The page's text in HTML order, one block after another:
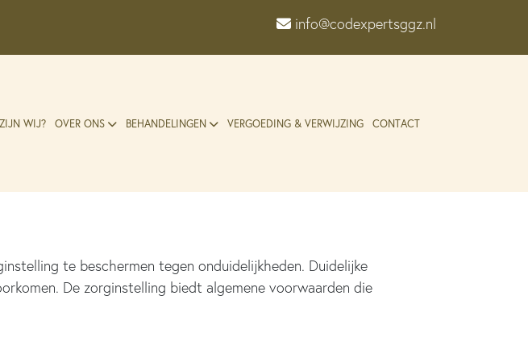
info@codexpertsggz.nl
WIJ? OVER ONS BEHANDELINGEN VERGOEDING & VERWIJZING CONTACT
te beschermen tegen onduidelijkheden. Duidelijke
De zorginstelling biedt algemene voorwaarden die